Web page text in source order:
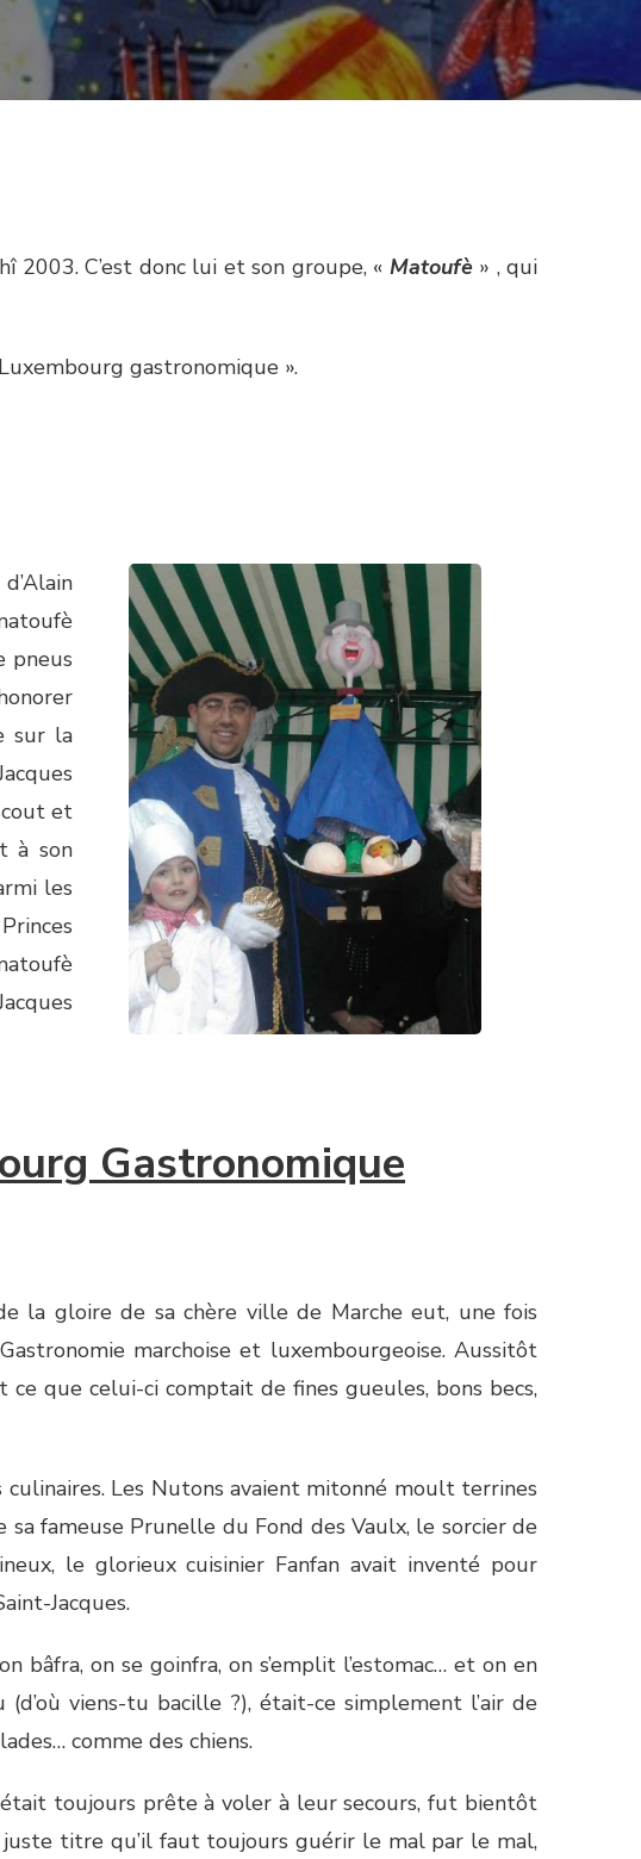
2003. C’est donc lui et son groupe, « Matoufè» , qui
gastronomique ».
pneus
sur la
et
à son
les
Gastronomique
la gloire de sa chère ville de Marche eut, une fois
marchoise et luxembourgeoise. Aussitôt
que celui-ci comptait de fines gueules, bons becs,
Les Nutons avaient mitonné moult terrines
fameuse Prunelle du Fond des Vaulx, le sorcier de
le glorieux cuisinier Fanfan avait inventé pour
Jacques.
on se goinfra, on s’emplit l’estomac… et on en
viens-tu bacille ?), était-ce simplement l’air de
comme des chiens.
était toujours prête à voler à leur secours, fut bientôt
juste titre qu’il faut toujours guérir le mal par le mal,